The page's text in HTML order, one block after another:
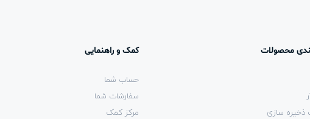
محصولات
ذخیره سازی
کمک و راهنمایی
حساب شما
سفارشات شما
مرکز کمک